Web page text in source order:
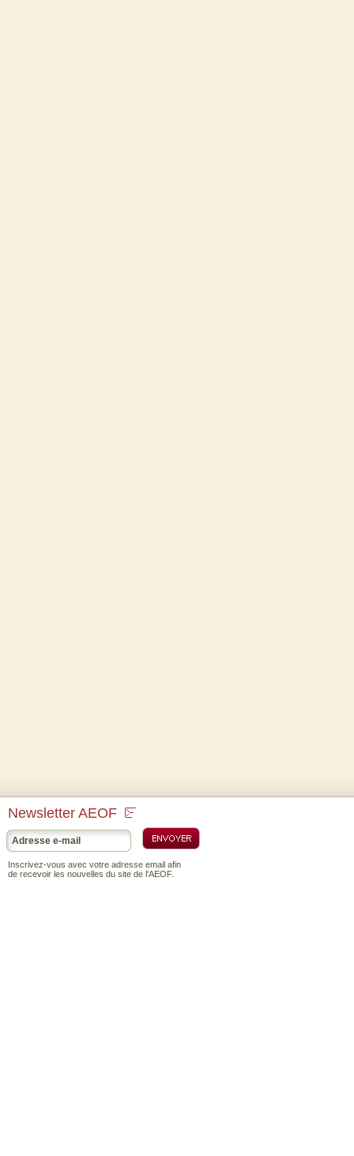
Newsletter AEOF
Inscrivez-vous avec votre adresse email afin
de recevoir les nouvelles du site de l'AEOF.